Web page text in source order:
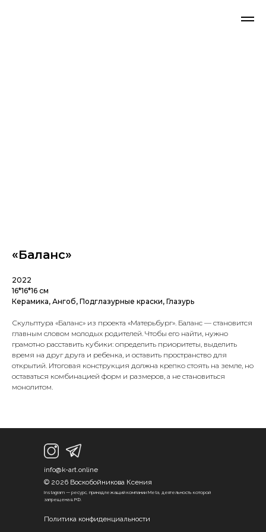
«Баланс»
2022
16*16*16 см
Керамика, Ангоб, Подглазурные краски, Глазурь
Скульптура «Баланс» из проекта «Матерьбург». Баланс — становится
главным словом молодых родителей. Чтобы его найти, нужно
грамотно расставить кубики: определить приоритеты, выделить
время на друг друга и ребенка, и оставить пространство для
открытий. Итоговая конструкция должна крепко стоять на земле, но
оставаться комбинацией форм и размеров, а не становиться
монолитом.
Instagram — ресурс, принадлежащий компании Meta, деятельность которой
запрещена в РФ.
© 2026 Воскобойникова Ксения
info@k-art.online
Политика конфиденциальности